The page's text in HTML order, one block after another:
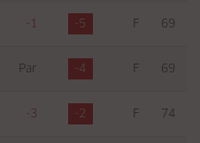
-1 -5 F 69
Par -4 F 69
-3 -2 F 74